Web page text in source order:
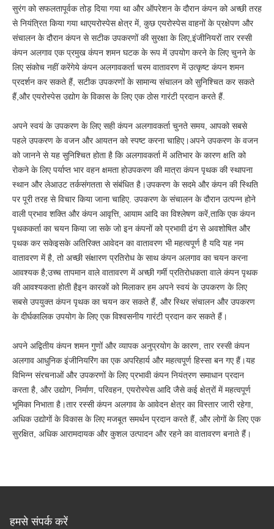
सुरंग को सफलतापूर्वक तोड़ दिया गया था और ऑपरेशन के दौरान कंपन को अच्छी तरह
से नियंत्रित किया गया थाएयरोस्पेस क्षेत्र में, कुछ एयरोस्पेस वाहनों के प्रक्षेपण और
संचालन के दौरान कंपन से सटीक उपकरणों की सुरक्षा के लिए,इंजीनियरों तार रस्सी
कंपन अलगाव एक प्रमुख कंपन शमन घटक के रूप में उपयोग करने के लिए चुनने के
लिए संकोच नहीं करेंगेये कंपन अलगावकर्ता चरम वातावरण में उत्कृष्ट कंपन शमन
प्रदर्शन कर सकते हैं, सटीक उपकरणों के सामान्य संचालन को सुनिश्चित कर सकते
हैं,और एयरोस्पेस उद्योग के विकास के लिए एक ठोस गारंटी प्रदान करते हैं.
अपने स्वयं के उपकरण के लिए सही कंपन अलगावकर्ता चुनते समय, आपको सबसे
पहले उपकरण के वजन और आयतन को स्पष्ट करना चाहिए।अपने उपकरण के वजन
को जानने से यह सुनिश्चित होता है कि अलगावकर्ता में अतिभार के कारण क्षति को
रोकने के लिए पर्याप्त भार वहन क्षमता होउपकरण की मात्रा कंपन पृथक की स्थापना
स्थान और लेआउट तर्कसंगतता से संबंधित है।उपकरण के सदमे और कंपन की स्थिति
पर पूरी तरह से विचार किया जाना चाहिए. उपकरण के संचालन के दौरान उत्पन्न होने
वाली प्रभाव शक्ति और कंपन आवृत्ति, आयाम आदि का विश्लेषण करें,ताकि एक कंपन
पृथककर्ता का चयन किया जा सके जो इन कंपनों को प्रभावी ढंग से अवशोषित और
पृथक कर सकेइसके अतिरिक्त आवेदन का वातावरण भी महत्वपूर्ण है यदि यह नम
वातावरण में है, तो अच्छी संक्षारण प्रतिरोध के साथ कंपन अलगाव का चयन करना
आवश्यक है;उच्च तापमान वाले वातावरण में अच्छी गर्मी प्रतिरोधकता वाले कंपन पृथक
की आवश्यकता होती हैइन कारकों को मिलाकर हम अपने स्वयं के उपकरण के लिए
सबसे उपयुक्त कंपन पृथक का चयन कर सकते हैं, और स्थिर संचालन और उपकरण
के दीर्घकालिक उपयोग के लिए एक विश्वसनीय गारंटी प्रदान कर सकते हैं।
अपने अद्वितीय कंपन शमन गुणों और व्यापक अनुप्रयोग के कारण, तार रस्सी कंपन
अलगाव आधुनिक इंजीनियरिंग का एक अपरिहार्य और महत्वपूर्ण हिस्सा बन गए हैं।यह
विभिन्न संरचनाओं और उपकरणों के लिए प्रभावी कंपन नियंत्रण समाधान प्रदान
करता है, और उद्योग, निर्माण, परिवहन, एयरोस्पेस आदि जैसे कई क्षेत्रों में महत्वपूर्ण
भूमिका निभाता है।तार रस्सी कंपन अलगाव के आवेदन क्षेत्र का विस्तार जारी रहेगा,
अधिक उद्योगों के विकास के लिए मजबूत समर्थन प्रदान करते हैं, और लोगों के लिए एक
सुरक्षित, अधिक आरामदायक और कुशल उत्पादन और रहने का वातावरण बनाते हैं।
हमसे संपर्क करें